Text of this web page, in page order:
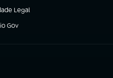
Legal
nova aba)
Gov
em nova aba)